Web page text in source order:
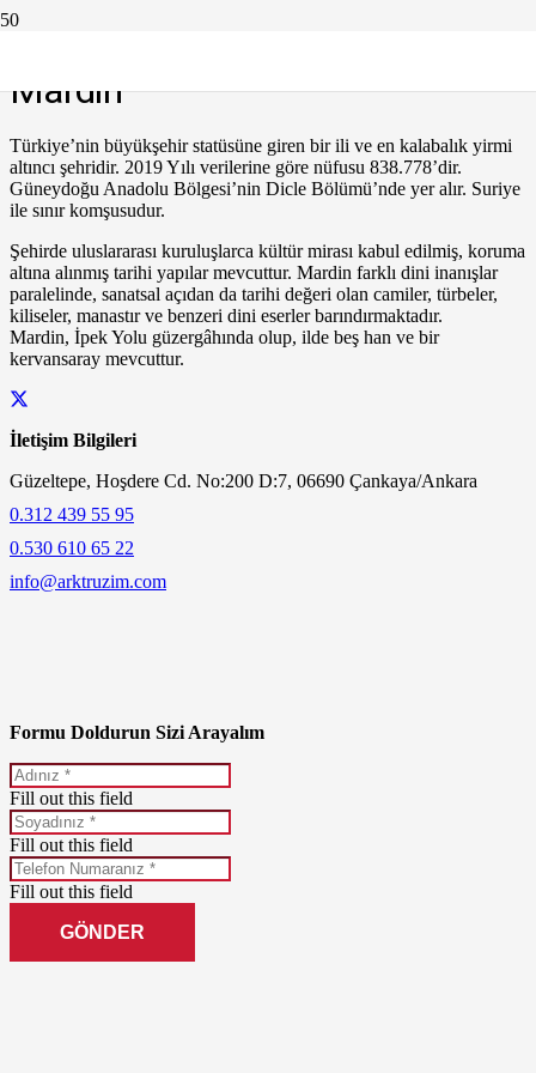
Mardin
Türkiye’nin büyükşehir statüsüne giren bir ili ve en kalabalık yirmi
altıncı şehridir. 2019 Yılı verilerine göre nüfusu 838.778’dir.
Güneydoğu Anadolu Bölgesi’nin Dicle Bölümü’nde yer alır. Suriye
ile sınır komşusudur.
Şehirde uluslararası kuruluşlarca kültür mirası kabul edilmiş, koruma
altına alınmış tarihi yapılar mevcuttur. Mardin farklı dini inanışlar
paralelinde, sanatsal açıdan da tarihi değeri olan camiler, türbeler,
kiliseler, manastır ve benzeri dini eserler barındırmaktadır.
Mardin, İpek Yolu güzergâhında olup, ilde beş han ve bir
kervansaray mevcuttur.
İletişim Bilgileri
Güzeltepe, Hoşdere Cd. No:200 D:7, 06690 Çankaya/Ankara
0.312 439 55 95
0.530 610 65 22
info@arktruzim.com
Formu Doldurun Sizi Arayalım
Fill out this field
Fill out this field
Fill out this field
GÖNDER